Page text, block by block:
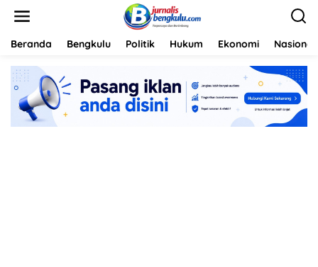
Beranda Bengkulu Politik Hukum Ekonomi Nasional